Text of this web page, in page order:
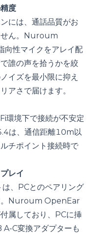
度
には、通話品質がお
せん。Nuroum
性マイクをアレイ配
誰の声を拾うかを絞
イズを最小限に抑え
アさで届けます。
境下で接続が不安定
は、通信距離10m以
チポイント接続時で
レイ
、PCとのペアリング
。Nuroum OpenEar
属しており、PCに挿
C変換アダプターも